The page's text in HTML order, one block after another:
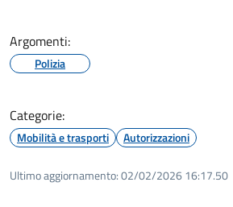
Argomenti:
Polizia
Categorie:
Mobilità e trasporti Autorizzazioni
Ultimo aggiornamento:02/02/2026 16:17.50